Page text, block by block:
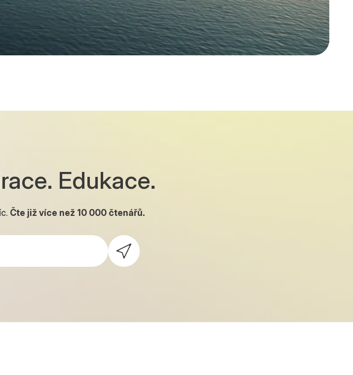
Edukace.
Čte již více než 10 000 čtenářů.